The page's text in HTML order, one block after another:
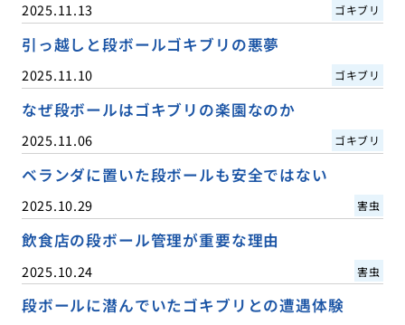
2025.11.13 ゴキブリ
引っ越しと段ボールゴキブリの悪夢
2025.11.10 ゴキブリ
なぜ段ボールはゴキブリの楽園なのか
2025.11.06 ゴキブリ
ベランダに置いた段ボールも安全ではない
2025.10.29 害虫
飲食店の段ボール管理が重要な理由
2025.10.24 害虫
段ボールに潜んでいたゴキブリとの遭遇体験